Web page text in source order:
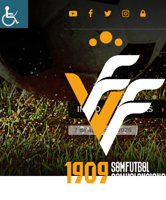
INICIO NOTICIAS
7 de agosto de 2026